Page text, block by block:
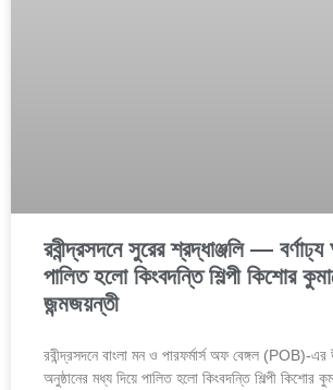
রবীন্দ্রসদনে সুরের শ্রদ্ধাঞ্জলি —
পালিত হলো কিংবদন্তি শিল্পী কিশোর
জন্মজয়ন্তী
রবীন্দ্রসদনে বাংলা মন ও পারফর্মার্স অফ বেঙ্গল (POB)-এর
অনুষ্ঠানের মধ্য দিয়ে পালিত হলো কিংবদন্তি শিল্পী কিশোর